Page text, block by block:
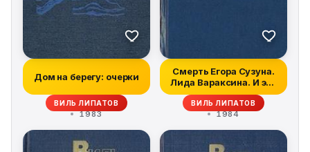
Дом на берегу: очерки
ВИЛЬ ЛИПАТОВ
1983
Смерть Егора Сузуна.
Лида Вараксина. И это
все о н...
ВИЛЬ ЛИПАТОВ
1984